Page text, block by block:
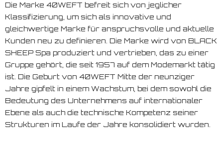
Die Marke 40WEFT befreit sich von jeglicher
Klassifizierung, um sich als innovative und
gleichwertige Marke für anspruchsvolle und aktuelle
Kunden neu zu definieren. Die Marke wird von BLACK
SHEEP Spa produziert und vertrieben, das zu einer
Gruppe gehört, die seit 1957 auf dem Modemarkt tätig
ist. Die Geburt von 40WEFT Mitte der neunziger
Jahre gipfelt in einem Wachstum, bei dem sowohl die
Bedeutung des Unternehmens auf internationaler
Ebene als auch die technische Kompetenz seiner
Strukturen im Laufe der Jahre konsolidiert wurden.